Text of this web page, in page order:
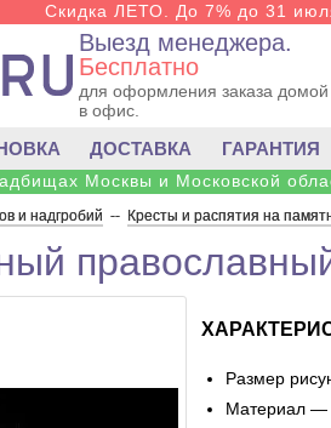
Скидка ЛЕТО. До 7% до 31
Выезд менеджера.
Бесплатно
для оформления заказа домой
в офис.
ДОСТАВКА ГАРАНТИЯ
Москвы и Московской
и надгробий -- Кресты и распятия на
Размер
Материал —